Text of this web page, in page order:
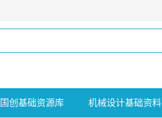
国创基础资源库 机械设计基础资料